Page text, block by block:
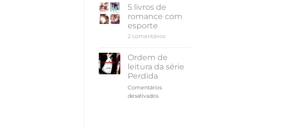
de
da
Crônicas
Quasinoite
5 livros de
romance com
esporte
2 comentáriosem
de
romance
com
Ordem de
leitura da série
Perdida
Comentários
desativadosem